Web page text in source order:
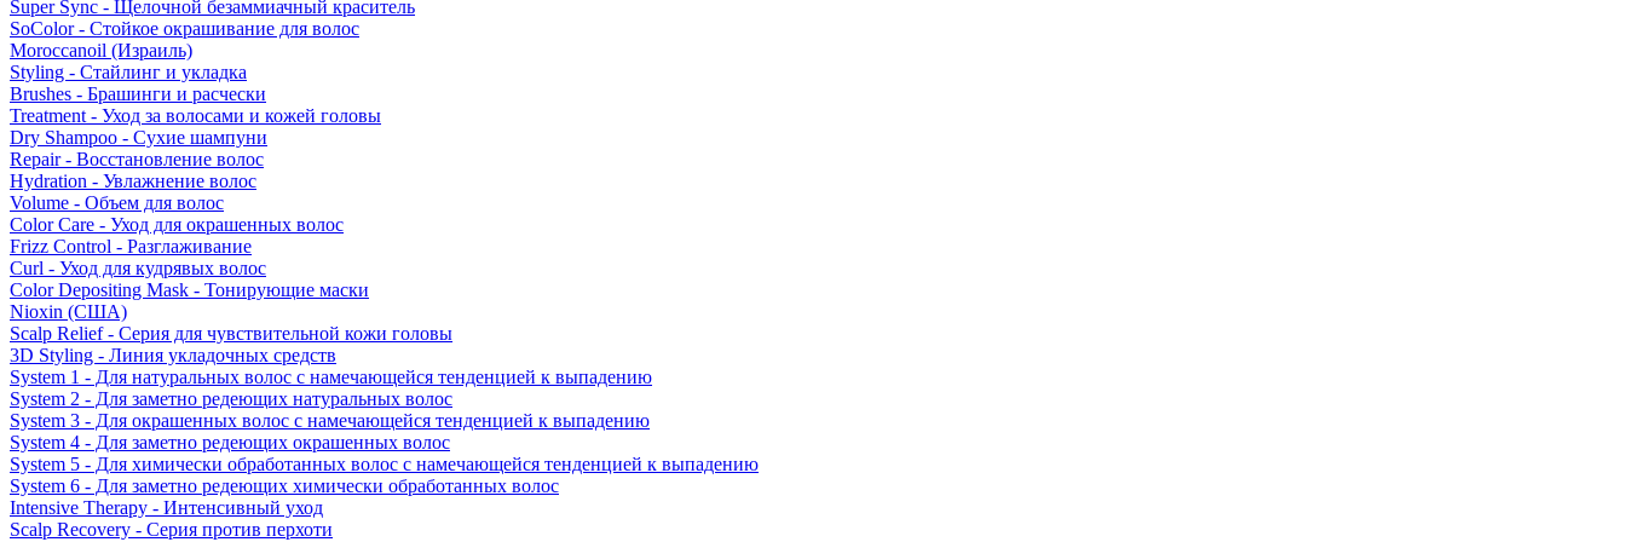
Super Sync - Щелочной безаммиачный краситель
SoColor - Стойкое окрашивание для волос
Moroccanoil (Израиль)
Styling - Стайлинг и укладка
Brushes - Брашинги и расчески
Treatment - Уход за волосами и кожей головы
Dry Shampoo - Сухие шампуни
Repair - Восстановление волос
Hydration - Увлажнение волос
Volume - Объем для волос
Color Care - Уход для окрашенных волос
Frizz Control - Разглаживание
Curl - Уход для кудрявых волос
Color Depositing Mask - Тонирующие маски
Nioxin (США)
Scalp Relief - Серия для чувствительной кожи головы
3D Styling - Линия укладочных средств
System 1 - Для натуральных волос с намечающейся тенденцией к выпадению
System 2 - Для заметно редеющих натуральных волос
System 3 - Для окрашенных волос с намечающейся тенденцией к выпадению
System 4 - Для заметно редеющих окрашенных волос
System 5 - Для химически обработанных волос с намечающейся тенденцией к выпадению
System 6 - Для заметно редеющих химически обработанных волос
Intensive Therapy - Интенсивный уход
Scalp Recovery - Серия против перхоти